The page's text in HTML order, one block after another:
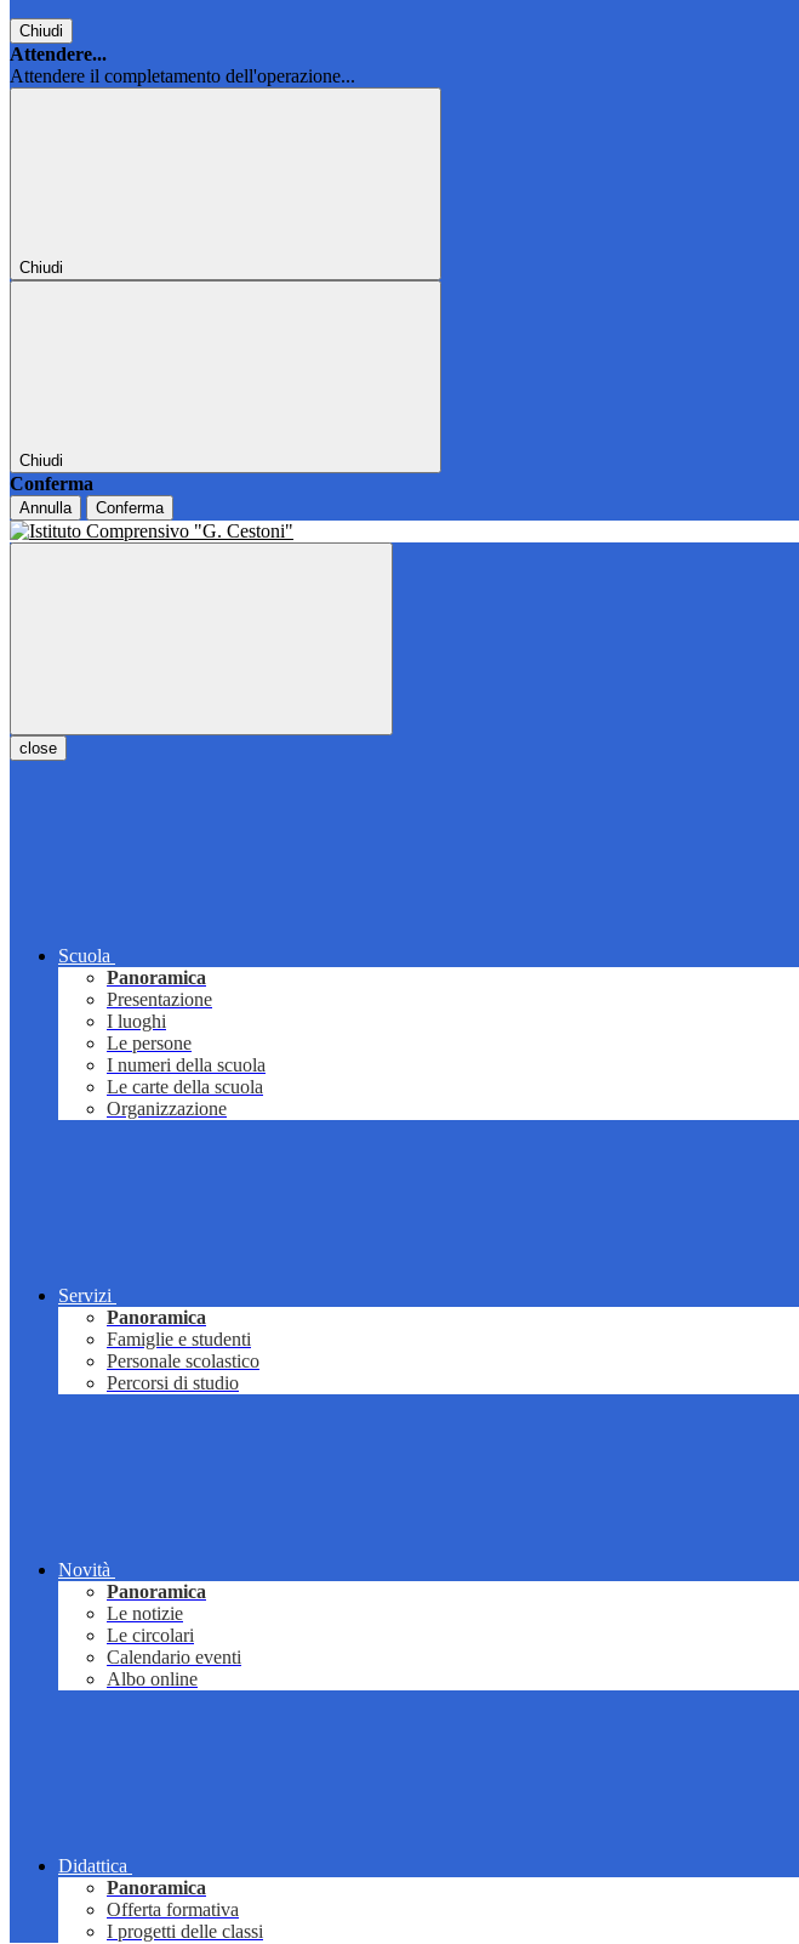
Chiudi
Attendere...
Attendere il completamento dell'operazione...
Chiudi
Chiudi
Conferma
Annulla Conferma
close
Scuola
Panoramica
Presentazione
I luoghi
Le persone
I numeri della scuola
Le carte della scuola
Organizzazione
Servizi
Panoramica
Famiglie e studenti
Personale scolastico
Percorsi di studio
Novità
Panoramica
Le notizie
Le circolari
Calendario eventi
Albo online
Didattica
Panoramica
Offerta formativa
I progetti delle classi